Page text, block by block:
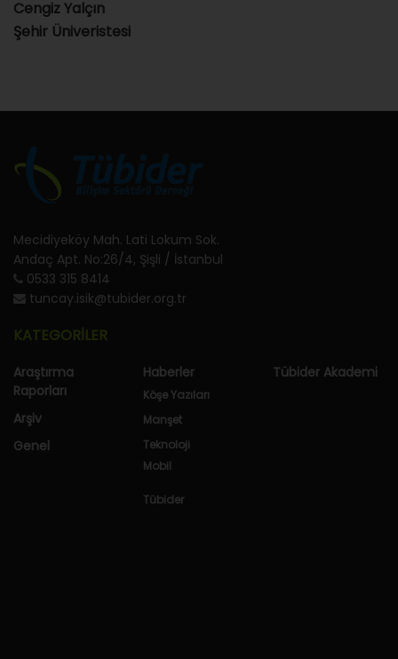
Cengiz Yalçın
Şehir Üniveristesi
Mecidiyeköy Mah. Lati Lokum Sok.
Andaç Apt. No:26/4, Şişli / İstanbul
0533 315 8414
tuncay.isik@tubider.org.tr
KATEGORİLER
Araştırma
Raporları
Arşiv
Genel
Haberler
Köşe Yazıları
Manşet
Teknoloji
Mobil
Tübider
Tübider Akademi